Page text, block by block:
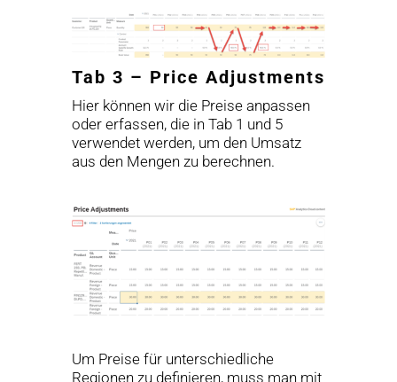
Tab 3 – Price Adjustments
Hier können wir die Preise anpassen
oder erfassen, die in Tab 1 und 5
verwendet werden, um den Umsatz
aus den Mengen zu berechnen.
Um Preise für unterschiedliche
Regionen zu definieren, muss man mit